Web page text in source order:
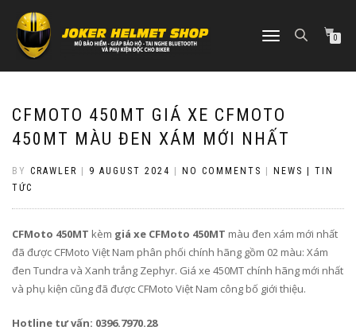
TOGGLE
0
CFMOTO 450MT GIÁ XE CFMOTO
450MT MÀU ĐEN XÁM MỚI NHẤT
BY CRAWLER 9 AUGUST 2024 NO COMMENTS
NEWS | TIN
TỨC
CFMoto 450MT kèm giá xe CFMoto 450MT màu đen xám mới nhất
đã được CFMoto Việt Nam phân phối chính hãng gồm 02 màu: Xám
đen Tundra và Xanh trắng Zephyr. Giá xe 450MT chính hãng mới nhất
và phụ kiện cũng đã được CFMoto Việt Nam công bố giới thiệu.
Hotline tư vấn: 0396.7970.28